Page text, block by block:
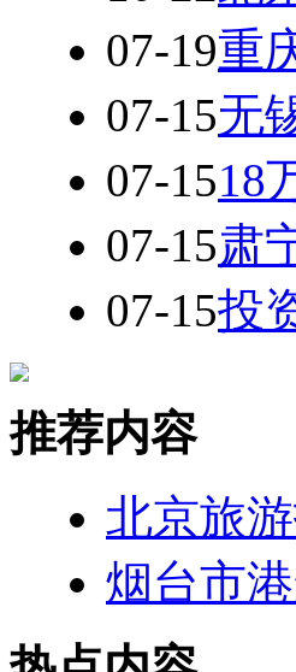
07-19重
07-15无
07-1518
07-15肃
07-15投
推荐内容
北京旅
烟台市